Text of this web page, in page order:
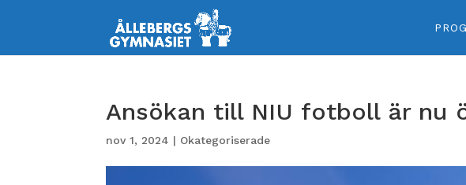
Ansökan till NIU fotboll är nu
nov 1, 2024 | Okategoriserade